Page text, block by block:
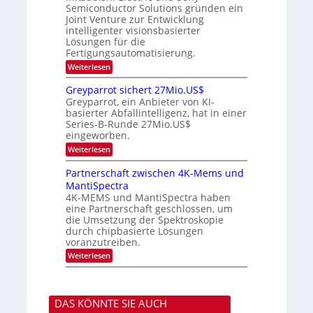
n
d
s
e
n
H
a
l
b
j
a
h
r
m
m
t
i
n
d
e
r
A
C
H
-
I
n
d
u
s
t
r
i
e
z
u
-
K
u
r
s
v
o
n
P
h
o
t
o
n
i
c
s
H
u
b
Semiconductor Solutions gründen ein
Joint Venture zur Entwicklung
intelligenter visionsbasierter
Lösungen für die
Fertigungsautomatisierung.
Weiterlesen:
M
t
s
u
b
i
s
h
i
E
l
e
c
t
r
i
c
u
n
d
n
y
Greyparrot sichert 27Mio.US$
Greyparrot, ein Anbieter von KI-
basierter Abfallintelligenz, hat in einer
Series-B-Runde 27Mio.US$
eingeworben.
Weiterlesen:
G
r
e
y
p
a
r
r
o
t
s
i
e
Partnerschaft zwischen 4K-Mems und
MantiSpectra
4K-MEMS und MantiSpectra haben
eine Partnerschaft geschlossen, um
die Umsetzung der Spektroskopie
durch chipbasierte Lösungen
voranzutreiben.
Weiterlesen:
P
t
n
DAS KÖNNTE SIE AUCH